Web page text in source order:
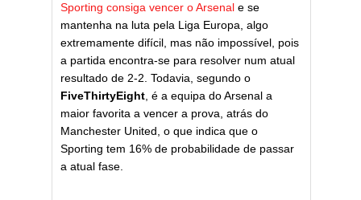
Sporting consiga vencer o Arsenal e se
mantenha na luta pela Liga Europa, algo
extremamente difícil, mas não impossível, pois
a partida encontra-se para resolver num atual
resultado de 2-2. Todavia, segundo o
FiveThirtyEight , é a equipa do Arsenal a
maior favorita a vencer a prova, atrás do
Manchester United, o que indica que o
Sporting tem 16% de probabilidade de passar
a atual fase.